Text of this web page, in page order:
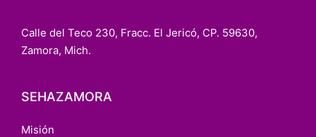
Calle del Teco 230, Fracc. El Jericó, CP. 59630,
Zamora, Mich.
SEHAZAMORA
Misión